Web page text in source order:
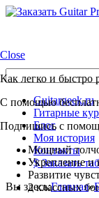
Guitargeek.ru
Гитарные
Блог
Моя история
Контакты
$ Заказать
Вы здесь:Главная»
Close
Как легко и быстро
С помощью
Подпишись с
Мощный
Укрепление и
Развитие
2 классных